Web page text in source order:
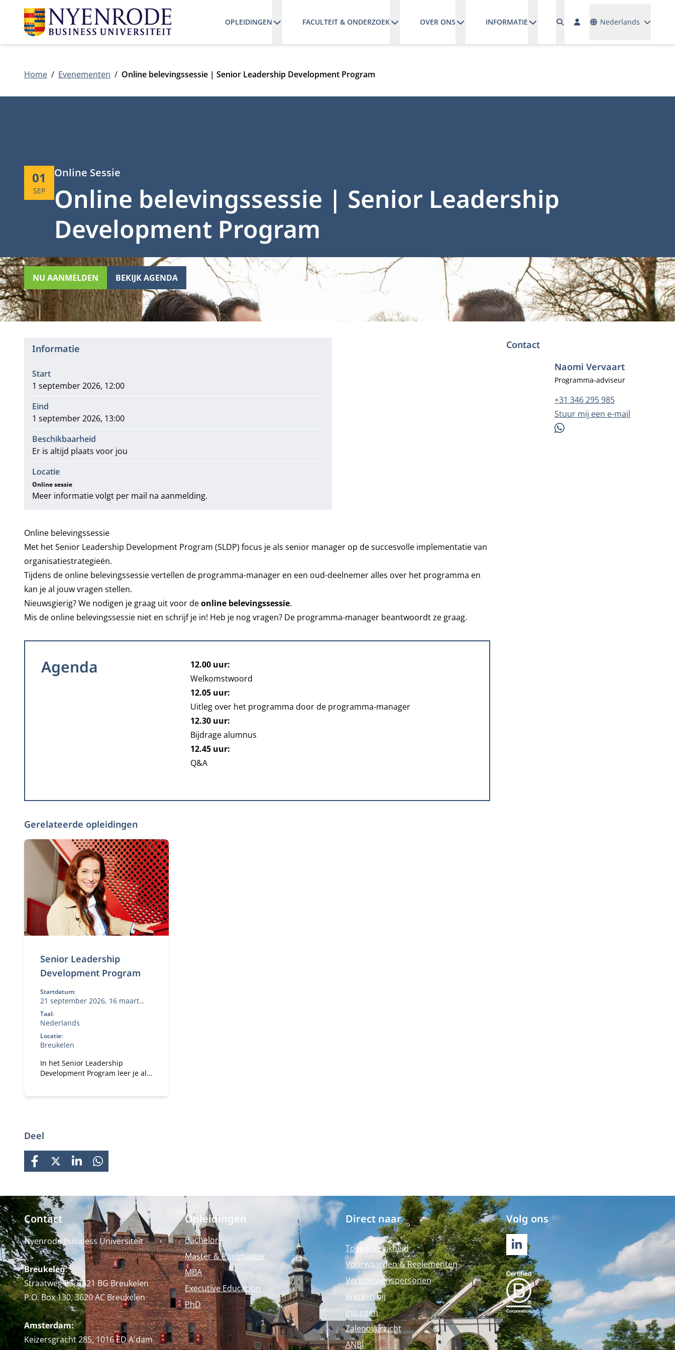
OPLEIDINGEN FACULTEIT & ONDERZOEK OVER ONS INFORMATIE Nederlands
Home Evenementen Online belevingssessie | Senior Leadership Development Program
Online belevingssessie | Senior Leadership
Development Program
Type:
Online Sessie
Start:
01
SEP
NU AANMELDEN BEKIJK AGENDA
Informatie
Start
1 september 2026, 12:00
Eind
1 september 2026, 13:00
Beschikbaarheid
Er is altijd plaats voor jou
Locatie
Online sessie
Meer informatie volgt per mail na aanmelding.
Online belevingssessie
Met hetSenior Leadership Development Program (SLDP) focus je als senior manager op de succesvolle implementatie van
organisatiestrategieën.
Tijdens de online belevingssessie vertellen de programma-manager en een oud-deelnemer alles over het programma en
kan je al jouw vragen stellen.
Nieuwsgierig? We nodigen je graag uit voor deonline belevingssessie.
Mis de online belevingssessie niet en schrijf je in! Heb je nog vragen? De programma-manager beantwoordt ze graag.
Agenda
12.00 uur:
Welkomstwoord
12.05 uur:
Uitleg over het programma door de programma-manager
12.30 uur:
Bijdrage alumnus
12.45 uur:
Q&A
Gerelateerde opleidingen
Senior Leadership
Development Program
Startdatum:
21 september 2026, 16 maart
2027
Taal:
Nederlands
Locatie:
Breukelen
In het Senior Leadership
Development Program leer je als
Contact
Naomi Vervaart
Functietitel
Programma-adviseur
Telefoonnummer
+31 346 295 985
E-mailadres
Stuur mij een e-mail
WhatsApp
Deel
FACEBOOK
X LINKEDINWHATSAPP
Contact
Nyenrode Business Universiteit
Breukelen:
Straatweg 25, 3621 BG Breukelen
P.O. Box 130, 3620 AC Breukelen
Amsterdam:
Keizersgracht 285, 1016 ED A'dam
Opleidingen
Bachelor
Master & Postmaster
MBA
Executive Education
PhD
Direct naar
Toegankelijkheid
Voorwaarden & Reglementen
Vertrouwenspersonen
Werken bij
Inloggen
Zalenoverzicht
ANBI
Volg ons
LINKEDIN